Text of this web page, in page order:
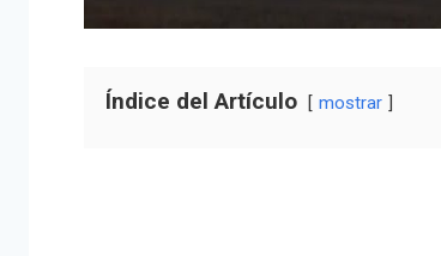
Índice del Artículo mostrar